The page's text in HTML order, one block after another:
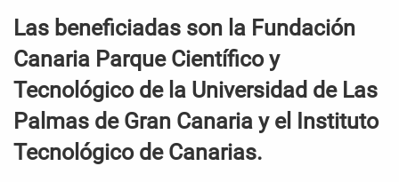
Las beneficiadas son la Fundación
Canaria Parque Científico y
Tecnológico de la Universidad de Las
Palmas de Gran Canaria y el Instituto
Tecnológico de Canarias.